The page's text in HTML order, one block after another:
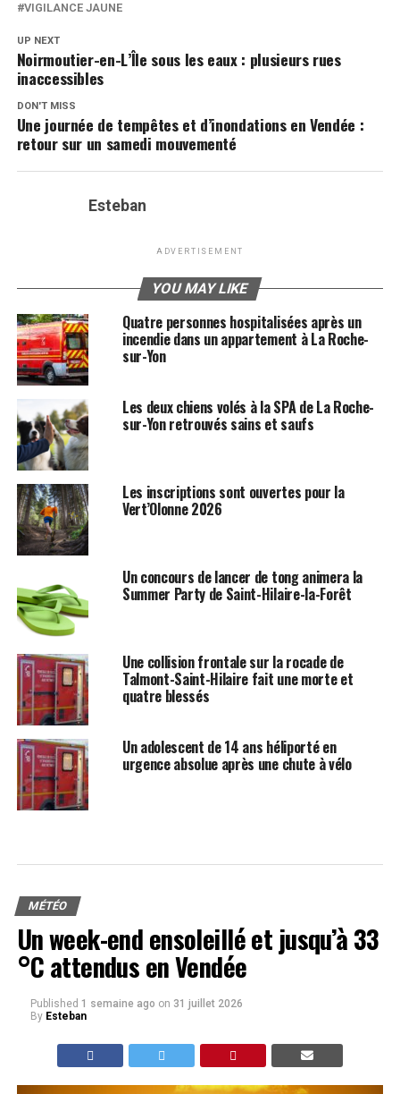
VIGILANCE JAUNE
UP NEXT
Noirmoutier-en-L’Île sous les eaux : plusieurs rues
inaccessibles
DON'T MISS
Une journée de tempêtes et d’inondations en Vendée :
retour sur un samedi mouvementé
Esteban
ADVERTISEMENT
YOU MAY LIKE
Quatre personnes hospitalisées après un
incendie dans un appartement à La Roche-
sur-Yon
Les deux chiens volés à la SPA de La Roche-
sur-Yon retrouvés sains et saufs
Les inscriptions sont ouvertes pour la
Vert’Olonne 2026
Un concours de lancer de tong animera la
Summer Party de Saint-Hilaire-la-Forêt
Une collision frontale sur la rocade de
Talmont-Saint-Hilaire fait une morte et
quatre blessés
Un adolescent de 14 ans héliporté en
urgence absolue après une chute à vélo
MÉTÉO
Un week-end ensoleillé et jusqu’à 33
°C attendus en Vendée
Published 1 semaine ago on 31 juillet 2026
By Esteban